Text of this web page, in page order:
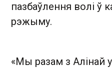
пазбаўлення волі ў
рэжыму.
«Мы разам з Алінай